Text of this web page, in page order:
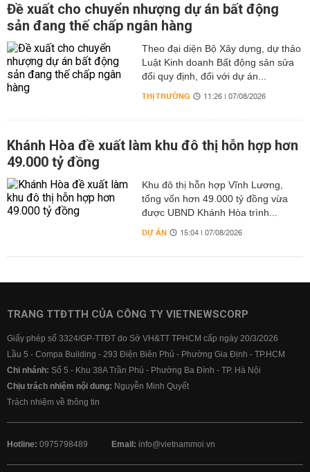
Đề xuất cho chuyển nhượng dự án bất động
sản đang thế chấp ngân hàng
Theo đại diện Bộ Xây dựng, dự thảo
Luật Kinh doanh Bất động sản sửa
đổi quy định, đối với dự án...
THỊ TRƯỜNG 11:26 | 07/08/2026
Khánh Hòa đề xuất làm khu đô thị hỗn hợp hơn
49.000 tỷ đồng
Khu đô thị hỗn hợp Vĩnh Lương,
tổng vốn hơn 49.000 tỷ đồng vừa
được UBND Khánh Hòa trình...
DỰ ÁN 15:04 | 07/08/2026
TRANG TTĐTTH CỦA CÔNG TY VIETNEWSCORP
Giấy phép số 3324/GP-TTĐT do Sở VH&TT TPHCM cấp ngày 20/3/2026
Lầu 5 - Compa Building - 293 Điện Biên Phủ - Phường Gia Định - TP.HCM
Chi nhánh: Số 5 - Khu 38A Trần Phú - Phường Ba Đình - TP. Hà Nội
Chịu trách nhiệm nội dung: Nguyễn Minh Quyết
Trách nhiệm về thông tin
Hotline: 0975798489 Email: info@vietnammoi.vn